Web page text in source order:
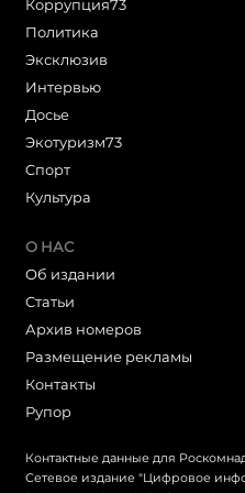
Коррупция73
Политика
Эксклюзив
Интервью
Досье
Экотуризм73
Cпорт
Культура
О НАС
Об издании
Статьи
Архив номеров
Размещение рекламы
Контакты
Рупор
Контактные данные для
Сетевое издание "Цифровое